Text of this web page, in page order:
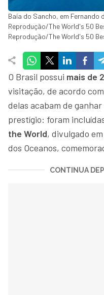
Baía do Sancho, em Fernando
Reprodução/The World's 50
Reprodução/The World's 50
O Brasil possui mais de
visitação, de acordo
delas acabam de
prestígio: foram
the World, divulgado
dos Oceanos,
CONTINUA